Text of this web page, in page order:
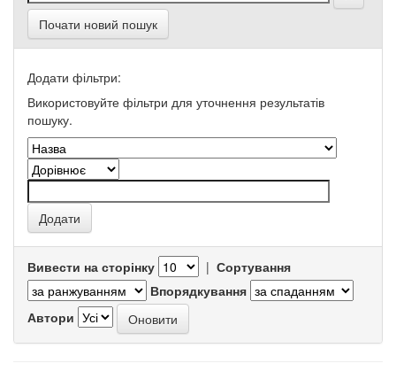
Почати новий пошук
Додати фільтри:
Використовуйте фільтри для уточнення результатів
пошуку.
Вивести на сторінку | Сортування
Впорядкування
Автори